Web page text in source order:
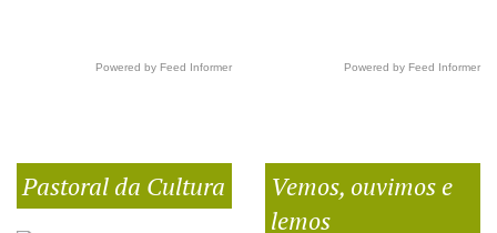
Powered by Feed Informer Powered by Feed Informer
Pastoral da Cultura
Vemos, ouvimos e
lemos